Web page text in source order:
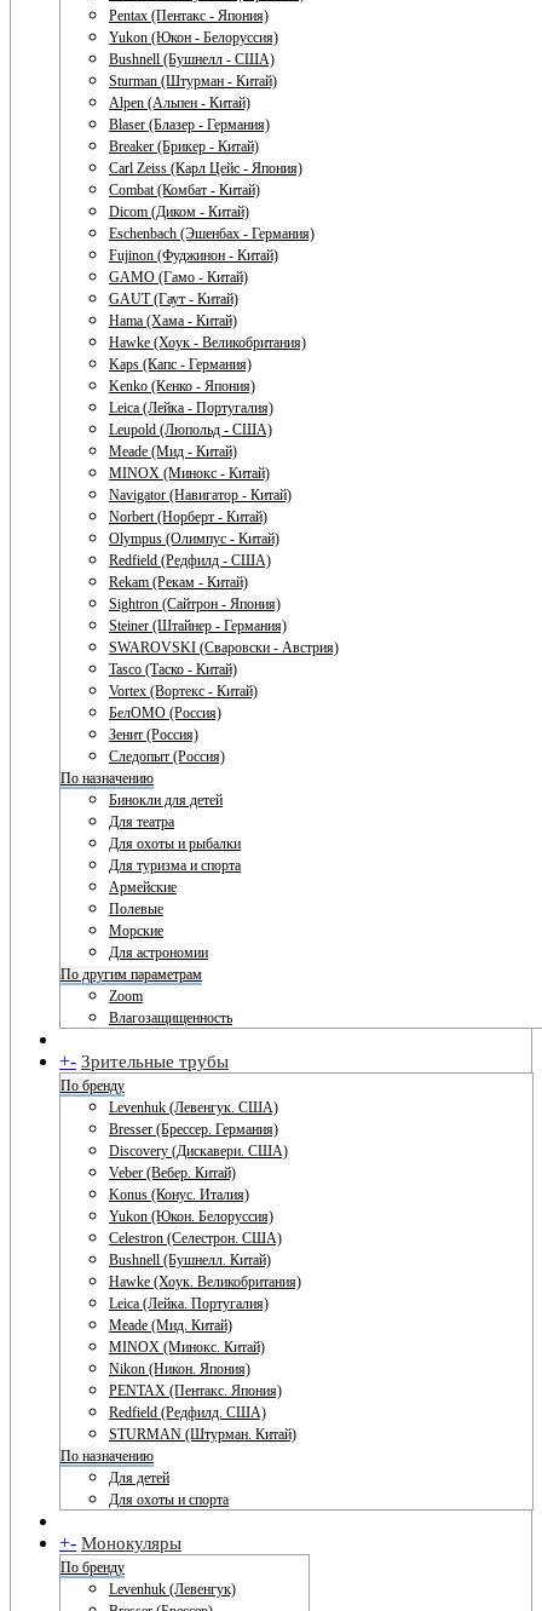
Pentax (Пентакс - Япония)
Yukon (Юкон - Белоруссия)
Bushnell (Бушнелл - США)
Sturman (Штурман - Китай)
Alpen (Альпен - Китай)
Blaser (Блазер - Германия)
Breaker (Брикер - Китай)
Carl Zeiss (Карл Цейс - Япония)
Combat (Комбат - Китай)
Dicom (Диком - Китай)
Eschenbach (Эшенбах - Германия)
Fujinon (Фуджинон - Китай)
GAMO (Гамо - Китай)
GAUT (Гаут - Китай)
Hama (Хама - Китай)
Hawke (Хоук - Великобритания)
Kaps (Капс - Германия)
Kenko (Кенко - Япония)
Leica (Лейка - Португалия)
Leupold (Люпольд - США)
Meade (Мид - Китай)
MINOX (Минокс - Китай)
Navigator (Навигатор - Китай)
Norbert (Норберт - Китай)
Olympus (Олимпус - Китай)
Redfield (Редфилд - США)
Rekam (Рекам - Китай)
Sightron (Сайтрон - Япония)
Steiner (Штайнер - Германия)
SWAROVSKI (Сваровски - Австрия)
Tasco (Таско - Китай)
Vortex (Вортекс - Китай)
БелОМО (Россия)
Зенит (Россия)
Следопыт (Россия)
По назначению
Бинокли для детей
Для театра
Для охоты и рыбалки
Для туризма и спорта
Армейские
Полевые
Морские
Для астрономии
По другим параметрам
Zoom
Влагозащищенность
+- Зрительные трубы
По бренду
Levenhuk (Левенгук. США)
Bresser (Брессер. Германия)
Discovery (Дискавери. США)
Veber (Вебер. Китай)
Konus (Конус. Италия)
Yukon (Юкон. Белоруссия)
Celestron (Селестрон. США)
Bushnell (Бушнелл. Китай)
Hawke (Хоук. Великобритания)
Leica (Лейка. Португалия)
Meade (Мид. Китай)
MINOX (Минокс. Китай)
Nikon (Никон. Япония)
PENTAX (Пентакс. Япония)
Redfield (Редфилд. США)
STURMAN (Штурман. Китай)
По назначению
Для детей
Для охоты и спорта
+- Монокуляры
По бренду
Levenhuk (Левенгук)